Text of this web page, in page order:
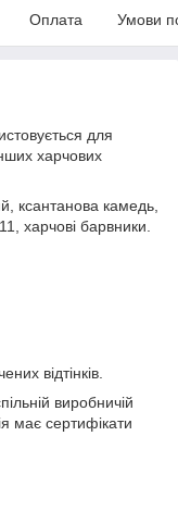
Оплата Умови
для
харчових
ксантанова камедь,
харчові барвники.
відтінків.
виробничій
має сертифікати